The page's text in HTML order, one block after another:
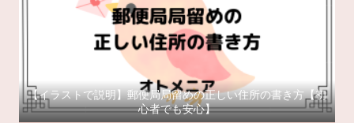
【イラストで説明】郵便局局留めの正しい住所の書き方【初
心者でも安心】